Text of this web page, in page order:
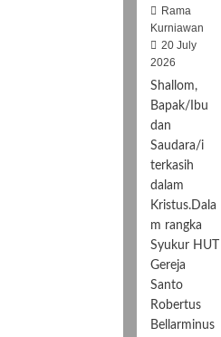
Rama
Kurniawan
20 July
2026
Shallom,
Bapak/Ibu
dan
Saudara/i
terkasih
dalam
Kristus.Dala
m rangka
Syukur HUT
Gereja
Santo
Robertus
Bellarminus